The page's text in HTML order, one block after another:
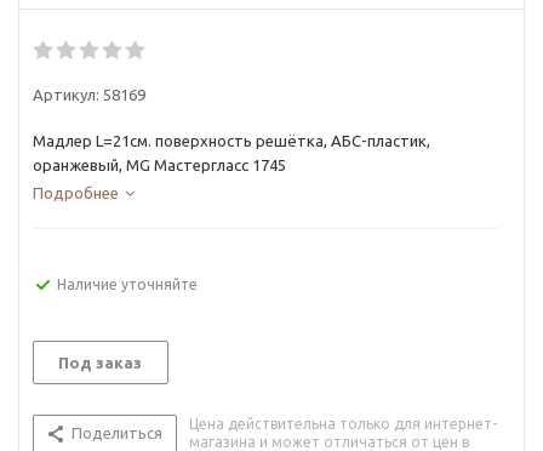
Артикул: 58169
Мадлер L=21см. поверхность решётка, АБС-пластик,
оранжевый, MG Мастергласс 1745
Подробнее
Наличие уточняйте
Под заказ
Поделиться
Цена действительна только для интернет-
магазина и может отличаться от цен в